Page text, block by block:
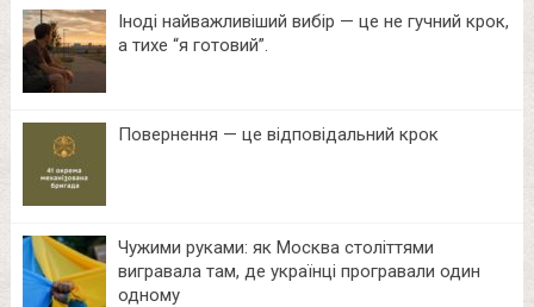
Іноді найважливіший вибір — це не гучний крок,
а тихе “я готовий”.
Повернення — це відповідальний крок
Чужими руками: як Москва століттями
вигравала там, де українці програвали один
одному